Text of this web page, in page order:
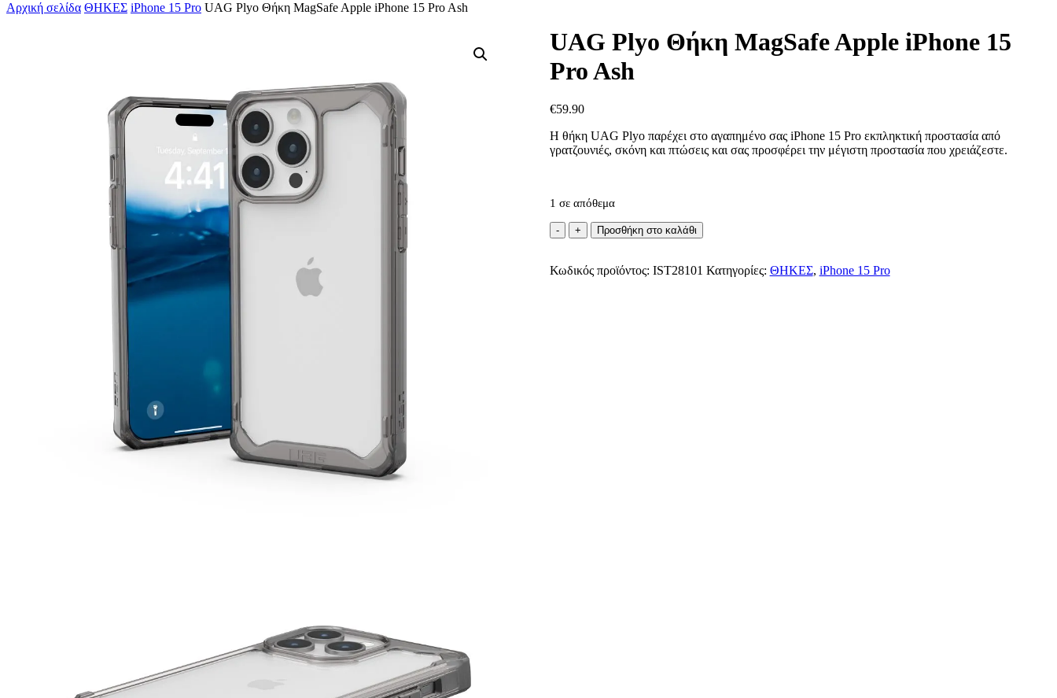
Αρχική σελίδα ΘΗΚΕΣ iPhone 15 Pro UAG Plyo Θήκη MagSafe Apple iPhone 15 Pro Ash
UAG Plyo Θήκη MagSafe Apple iPhone 15
Pro Ash
€59.90
Η θήκη UAG Plyo παρέχει στο αγαπημένο σας iPhone 15 Pro εκπληκτική προστασία από
γρατζουνιές, σκόνη και πτώσεις και σας προσφέρει την μέγιστη προστασία που χρειάζεστε.
1 σε απόθεμα
UAG
Plyo
MagSafe
Προσθήκη στο καλάθι
Κωδικός προϊόντος: IST28101 Κατηγορίες: ΘΗΚΕΣ, iPhone 15 Pro